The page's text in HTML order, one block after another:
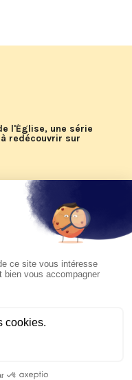
l'Église, une série
redécouvrir sur
d'été 2026 de KTO
du pape Léon
suivre sur KTO le
Argentine et
novembre 2026